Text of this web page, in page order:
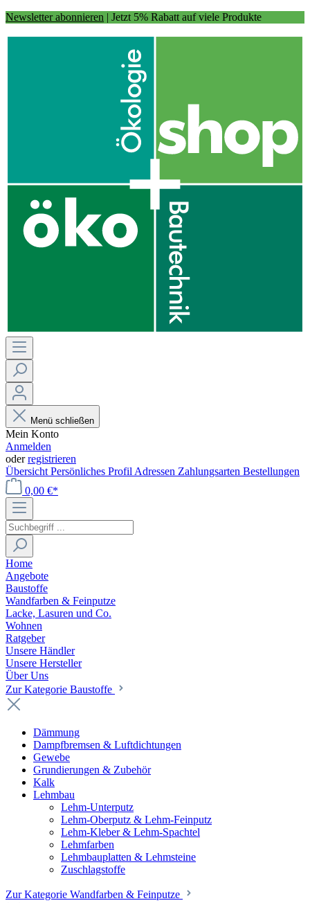
Newsletter abonnieren | Jetzt 5% Rabatt auf viele Produkte
Menü schließen
Mein Konto
Anmelden
oderregistrieren
Übersicht Persönliches Profil Adressen Zahlungsarten Bestellungen
0,00 €*
Home
Angebote
Baustoffe
Wandfarben & Feinputze
Lacke, Lasuren und Co.
Wohnen
Ratgeber
Unsere Händler
Unsere Hersteller
Über Uns
Zur Kategorie Baustoffe
Dämmung
Dampfbremsen & Luftdichtungen
Gewebe
Grundierungen & Zubehör
Kalk
Lehmbau
Lehm-Unterputz
Lehm-Oberputz & Lehm-Feinputz
Lehm-Kleber & Lehm-Spachtel
Lehmfarben
Lehmbauplatten & Lehmsteine
Zuschlagstoffe
Zur Kategorie Wandfarben & Feinputze